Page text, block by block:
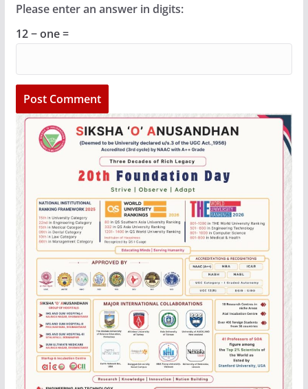
Please enter an answer in digits:
12 − one =